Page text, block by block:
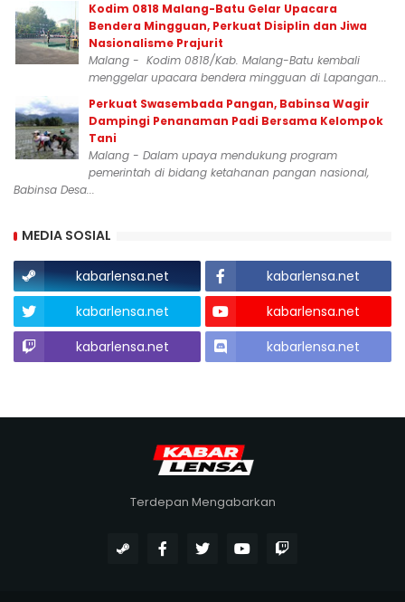
Kodim 0818 Malang-Batu Gelar Upacara
Bendera Mingguan, Perkuat Disiplin dan Jiwa
Nasionalisme Prajurit
Malang - Kodim 0818/Kab. Malang-Batu kembali
menggelar upacara bendera mingguan di Lapangan...
Perkuat Swasembada Pangan, Babinsa Wagir
Dampingi Penanaman Padi Bersama Kelompok
Tani
Malang - Dalam upaya mendukung program
pemerintah di bidang ketahanan pangan nasional,
Babinsa Desa...
MEDIA SOSIAL
kabarlensa.net
kabarlensa.net
kabarlensa.net
kabarlensa.net
kabarlensa.net
kabarlensa.net
Terdepan Mengabarkan